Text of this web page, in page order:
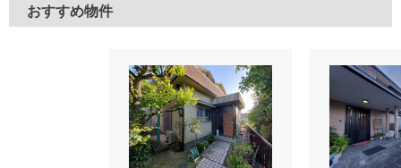
おすすめ物件